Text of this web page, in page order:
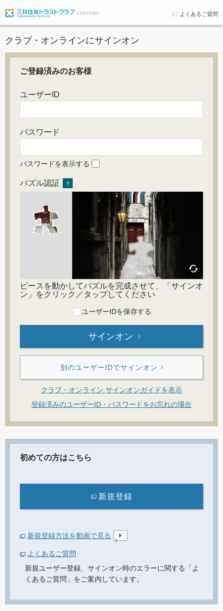
よくあるご質問
クラブ・オンラインにサインオン
ご登録済みのお客様
ユーザーID
パスワード
パスワードを表示する
パズル認証 ？
ピースを動かしてパズルを完成させて、「サインオ
ン」をクリック／タップしてください
ユーザーIDを保存する
サインオン
別のユーザーIDでサインオン
クラブ・オンライン サインオンガイドを表示
登録済みのユーザーID・パスワードをお忘れの場合
初めての方はこちら
新規登録
新規登録方法を動画で見る
よくあるご質問
新規ユーザー登録、サインオン時のエラーに関する「よ
くあるご質問」をご案内しています。